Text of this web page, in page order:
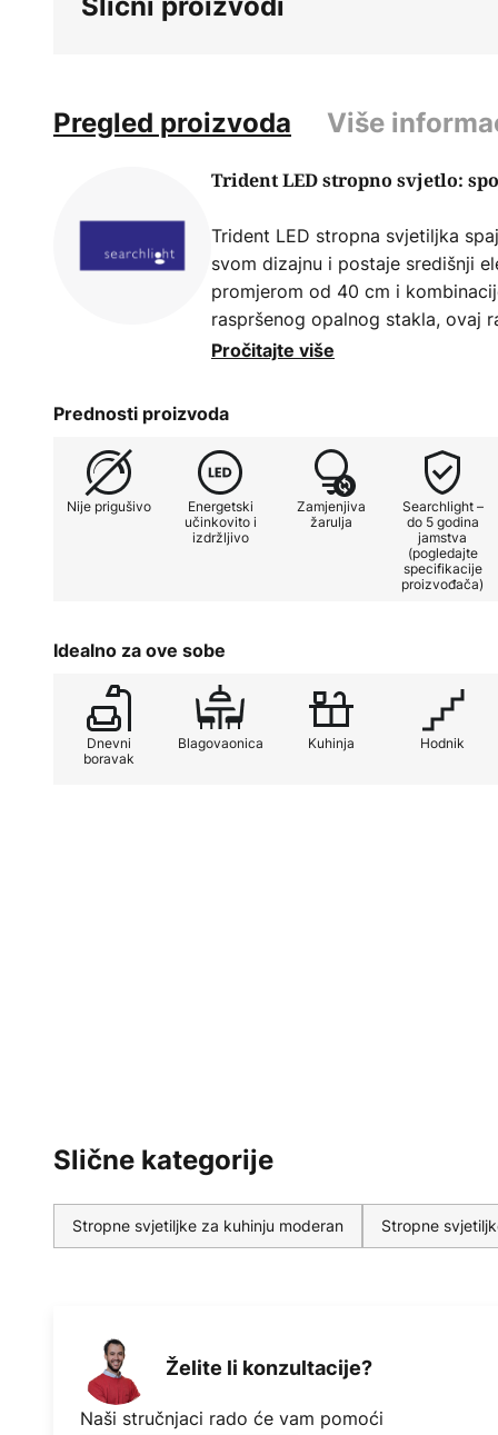
Pregled proizvoda Više
Trident LED stropno svjetlo:
Trident LED stropna svjetiljka
svom dizajnu i postaje središnji
promjerom od 40 cm i
raspršenog opalnog stakla, ovaj
moderne akcente u dnevnoj sobi,
rasvjetu. Unutar tri opalne
se mogu opremiti lampama po
Stilski smjer stropne svjetiljke
estetici, što je čini
uređenja interijera. Bilo za
bez napora se prilagođava
neizostavan dio svake prostorije.
Pročitajte više
Prednosti proizvoda
Nije prigušivo
Energetski
učinkovito i
izdržljivo
Zamjenjiva
žarulja
Searchlight –
do 5 godina
jamstva
(pogledajte
specifikacije
proizvođača)
Idealno za ove sobe
Dnevni
boravak
Blagovaonica Kuhinja Hodnik
Slične kategorije
Stropne svjetiljke za kuhinju moderan Stropne
Želite li konzultacije?
Naši stručnjaci rado će vam pomoći